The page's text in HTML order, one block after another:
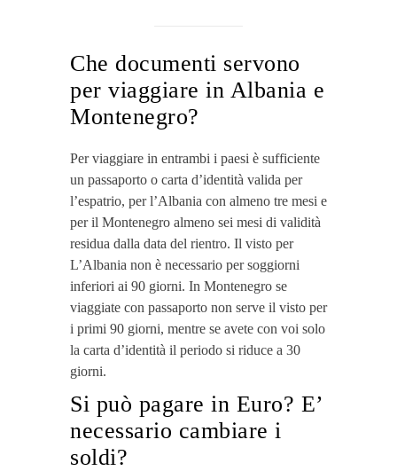
Che documenti servono
per viaggiare in Albania e
Montenegro?
Per viaggiare in entrambi i paesi è sufficiente
un passaporto o carta d’identità valida per
l’espatrio, per l’Albania con almeno tre mesi e
per il Montenegro almeno sei mesi di validità
residua dalla data del rientro. Il visto per
L’Albania non è necessario per soggiorni
inferiori ai 90 giorni. In Montenegro se
viaggiate con passaporto non serve il visto per
i primi 90 giorni, mentre se avete con voi solo
la carta d’identità il periodo si riduce a 30
giorni.
Si può pagare in Euro? E’
necessario cambiare i
soldi?